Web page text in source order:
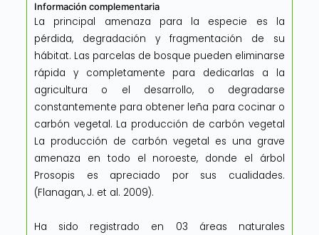
Información complementaria
La principal amenaza para la especie es la
pérdida, degradación y fragmentación de su
hábitat. Las parcelas de bosque pueden eliminarse
rápida y completamente para dedicarlas a la
agricultura o el desarrollo, o degradarse
constantemente para obtener leña para cocinar o
carbón vegetal. La producción de carbón vegetal
La producción de carbón vegetal es una grave
amenaza en todo el noroeste, donde el árbol
Prosopis es apreciado por sus cualidades.
(Flanagan, J. et al. 2009).
Ha sido registrado en 03 áreas naturales